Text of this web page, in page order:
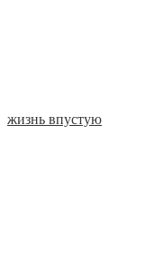
жизнь впустую